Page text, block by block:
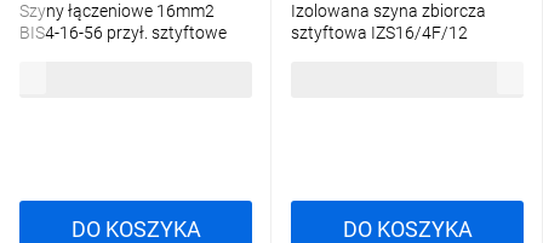
Szyny łączeniowe 16mm2
BIS4-16-56 przył. sztyftowe
DO KOSZYKA
Izolowana szyna zbiorcza
sztyftowa IZS16/4F/12
DO KOSZYKA